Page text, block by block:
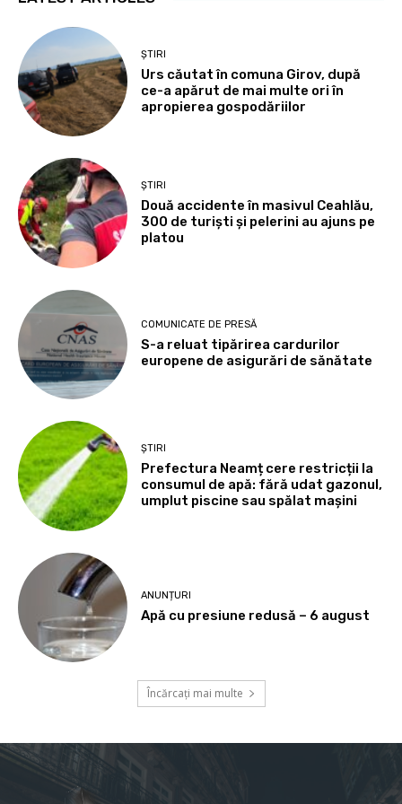
ȘTIRI
Urs căutat în comuna Girov, după
ce-a apărut de mai multe ori în
apropierea gospodăriilor
ȘTIRI
Două accidente în masivul Ceahlău,
300 de turiști și pelerini au ajuns pe
platou
COMUNICATE DE PRESĂ
S-a reluat tipărirea cardurilor
europene de asigurări de sănătate
ȘTIRI
Prefectura Neamț cere restricții la
consumul de apă: fără udat gazonul,
umplut piscine sau spălat mașini
ANUNȚURI
Apă cu presiune redusă – 6 august
Încărcați mai multe